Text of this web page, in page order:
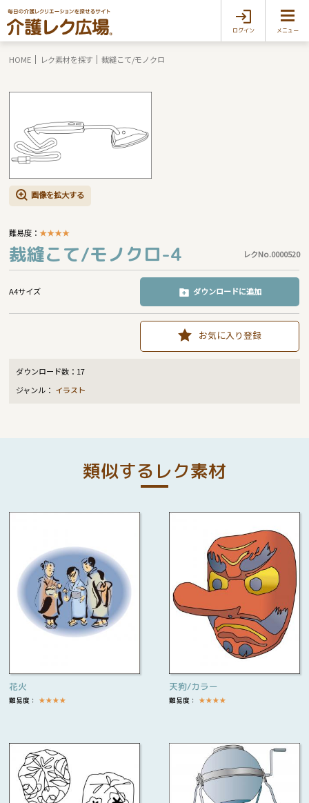
ログイン メニュー
HOME レク素材を探す 裁縫こて/モノクロ
画像を拡大する
難易度：★★★★
裁縫こて/モノクロ-4 レクNo.0000520
A4サイズ ダウンロードに追加
お気に入り登録
ダウンロード数： 17
ジャンル： イラスト
類似するレク素材
花火
難易度： ★★★★
天狗/カラー
難易度： ★★★★